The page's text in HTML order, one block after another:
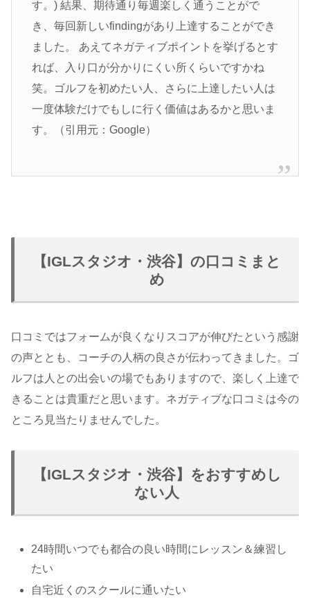
す。) 結果、期待通り毎週楽しく通うことがで
き、毎回新しいfindingがあり上達することができ
ました。 あえてネガティブポイントを挙げるとす
れば、入り口が分かりにくい所くらいですかね
笑。ゴルフを初めたい人、さらに上達したい人は
一度体験だけでもしに行く価値はあるかと思いま
す。（引用元：Google）
【IGLスタジオ・渋谷】の口コミまと
め
口コミではフォームが良くなりスコアが伸びたという感謝
の声ととも、コーチの人柄の良さが伝わってきました。ゴ
ルフは人との出会いの場でもありますので、楽しく上達で
きることは貴重だと思います。ネガティブな口コミは今の
ところ見当たりませんでした。
【IGLスタジオ・渋谷】をおすすめし
ない人
24時間いつでも都合の良い時間にレッスン＆練習し
たい
自宅近くのスクールに通いたい